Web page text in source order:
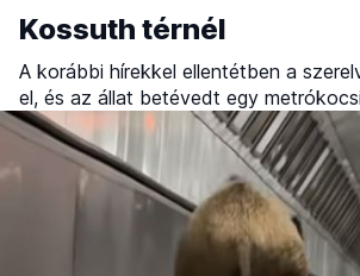
Kossuth térnél
A korábbi hírekkel ellentétben a
el, és az állat betévedt egy